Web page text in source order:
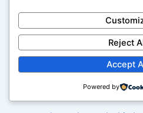
sex porno tante umur 30
situs bokep siswa smp tetek
tante jilat bijik kontol
Reject
Accept
Powered by